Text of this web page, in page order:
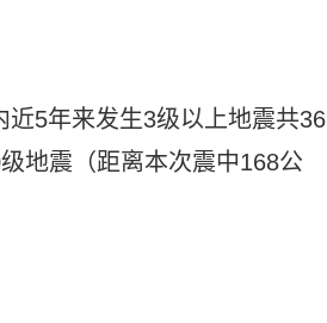
5年来发生3级以上地震共36
地震（距离本次震中168公